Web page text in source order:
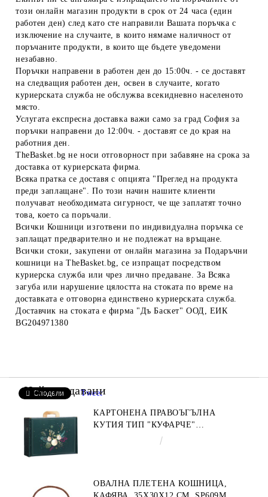
този онлайн магазин продукти в срок от 24 часа (един
работен ден) след като сте направили Вашата поръчка с
изключение на случаите, в които нямаме наличност от
поръчаните продукти, в които ще бъдете уведомени
незабавно.
Поръчки направени в работен ден до 15:00ч. - се доставят
на следващия работен ден, освен в случаите, когато
куриерската служба не обслужва всекидневно населеното
място.
Услугата експресна доставка важи само за град София за
поръчки направени до 12:00ч. - доставят се до края на
работния ден.
TheBasket.bg не носи отговорност при забавяне на срока за
доставка от куриерската фирма.
Всяка пратка се доставя с опцията "Преглед на продукта
преди заплащане". По този начин нашите клиенти
получават необходимата сигурност, че ще заплатят точно
това, което са поръчали.
Всички Кошници изготвени по индивидуална поръчка се
заплащат предварително и не подлежат на връщане.
Всички стоки, закупени от онлайн магазина за Подаръчни
кошници на TheBasket.bg, се изпращат посредством
куриерска служба или чрез лично предаване. За Всяка
загуба или нарушение цялостта на стоката по време на
доставката е отговорна единствено куриерската служба.
Доставчик на стоката е фирма "Дъ Баскет" ООД, ЕИК
BG204971380
Сподели Tweet
Най-продавани
КАРТОНЕНА ПРАВОЪГЪЛНА
КУТИЯ ТИП "КУФАРЧЕ"
ENCHANTED NATURE, ЗЕЛЕНО/
ОВАЛНА ПЛЕТЕНА КОШНИЦА,